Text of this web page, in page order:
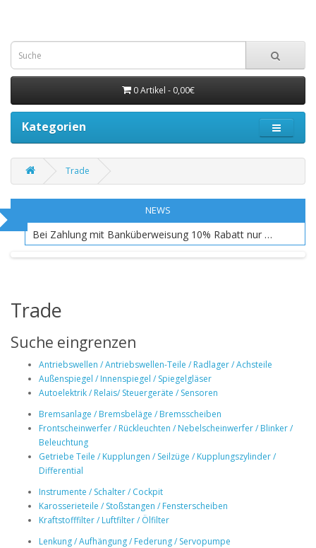
0 Artikel - 0,00€
Kategorien
Trade
NEWS
Bei Zahlung mit Banküberweisung 10% Rabatt nur EU Raum
Trade
Suche eingrenzen
Antriebswellen / Antriebswellen-Teile / Radlager / Achsteile
Außenspiegel / Innenspiegel / Spiegelgläser
Autoelektrik / Relais/ Steuergeräte / Sensoren
Bremsanlage / Bremsbeläge / Bremsscheiben
Frontscheinwerfer / Rückleuchten / Nebelscheinwerfer / Blinker /
Beleuchtung
Getriebe Teile / Kupplungen / Seilzüge / Kupplungszylinder /
Differential
Instrumente / Schalter / Cockpit
Karosserieteile / Stoßstangen / Fensterscheiben
Kraftstofffilter / Luftfilter / Ölfilter
Lenkung / Aufhängung / Federung / Servopumpe